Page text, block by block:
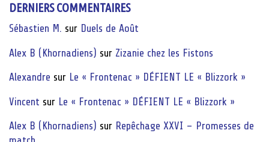
DERNIERS COMMENTAIRES
Sébastien M. sur Duels de Août
Alex B (Khornadiens) sur Zizanie chez les Fistons
Alexandre sur Le « Frontenac » DÉFIENT LE « Blizzork »
Vincent sur Le « Frontenac » DÉFIENT LE « Blizzork »
Alex B (Khornadiens) sur Repêchage XXVI – Promesses de